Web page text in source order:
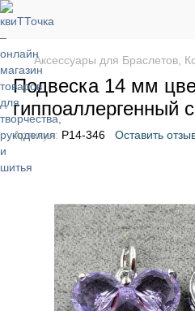
Аксессуары для Браслетов,
Подвеска 14 мм
гиппоаллергенный
Артикул: P14-346 Оставить